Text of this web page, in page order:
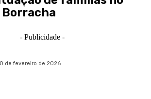
Borracha
- Publicidade -
de fevereiro de 2026